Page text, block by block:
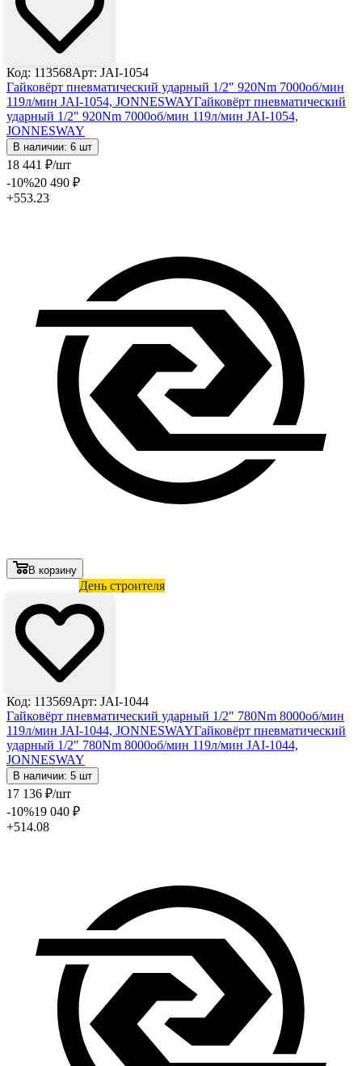
Код: 113568Арт: JAI-1054
Гайковёрт пневматический ударный 1/2" 920Nm 7000об/мин
119л/мин JAI-1054, JONNESWAYГайковёрт пневматический
ударный 1/2" 920Nm 7000об/мин 119л/мин JAI-1054,
JONNESWAY
В наличии: 6 шт
18 441 ₽/шт
-10%20 490 ₽
+553.23
В корзину
День строителя
Код: 113569Арт: JAI-1044
Гайковёрт пневматический ударный 1/2" 780Nm 8000об/мин
119л/мин JAI-1044, JONNESWAYГайковёрт пневматический
ударный 1/2" 780Nm 8000об/мин 119л/мин JAI-1044,
JONNESWAY
В наличии: 5 шт
17 136 ₽/шт
-10%19 040 ₽
+514.08